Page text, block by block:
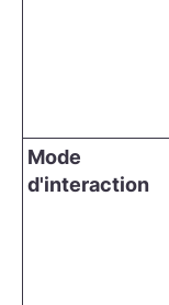
Mode
d'interaction